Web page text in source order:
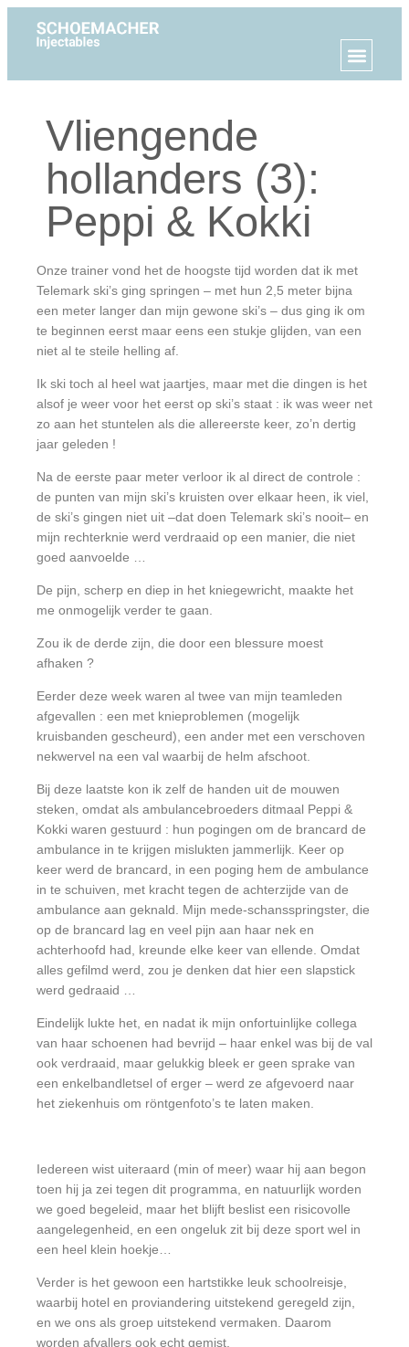
Vliengende
hollanders (3):
Peppi & Kokki
Onze trainer vond het de hoogste tijd worden dat ik met
Telemark ski’s ging springen – met hun 2,5 meter bijna
een meter langer dan mijn gewone ski’s – dus ging ik om
te beginnen eerst maar eens een stukje glijden, van een
niet al te steile helling af.
Ik ski toch al heel wat jaartjes, maar met die dingen is het
alsof je weer voor het eerst op ski’s staat : ik was weer net
zo aan het stuntelen als die allereerste keer, zo’n dertig
jaar geleden !
Na de eerste paar meter verloor ik al direct de controle :
de punten van mijn ski’s kruisten over elkaar heen, ik viel,
de ski’s gingen niet uit –dat doen Telemark ski’s nooit– en
mijn rechterknie werd verdraaid op een manier, die niet
goed aanvoelde …
De pijn, scherp en diep in het kniegewricht, maakte het
me onmogelijk verder te gaan.
Zou ik de derde zijn, die door een blessure moest
afhaken ?
Eerder deze week waren al twee van mijn teamleden
afgevallen : een met knieproblemen (mogelijk
kruisbanden gescheurd), een ander met een verschoven
nekwervel na een val waarbij de helm afschoot.
Bij deze laatste kon ik zelf de handen uit de mouwen
steken, omdat als ambulancebroeders ditmaal Peppi &
Kokki waren gestuurd : hun pogingen om de brancard de
ambulance in te krijgen mislukten jammerlijk. Keer op
keer werd de brancard, in een poging hem de ambulance
in te schuiven, met kracht tegen de achterzijde van de
ambulance aan geknald. Mijn mede-schansspringster, die
op de brancard lag en veel pijn aan haar nek en
achterhoofd had, kreunde elke keer van ellende. Omdat
alles gefilmd werd, zou je denken dat hier een slapstick
werd gedraaid …
Eindelijk lukte het, en nadat ik mijn onfortuinlijke collega
van haar schoenen had bevrijd – haar enkel was bij de val
ook verdraaid, maar gelukkig bleek er geen sprake van
een enkelbandletsel of erger – werd ze afgevoerd naar
het ziekenhuis om röntgenfoto’s te laten maken.
Iedereen wist uiteraard (min of meer) waar hij aan begon
toen hij ja zei tegen dit programma, en natuurlijk worden
we goed begeleid, maar het blijft beslist een risicovolle
aangelegenheid, en een ongeluk zit bij deze sport wel in
een heel klein hoekje…
Verder is het gewoon een hartstikke leuk schoolreisje,
waarbij hotel en proviandering uitstekend geregeld zijn,
en we ons als groep uitstekend vermaken. Daarom
worden afvallers ook echt gemist.